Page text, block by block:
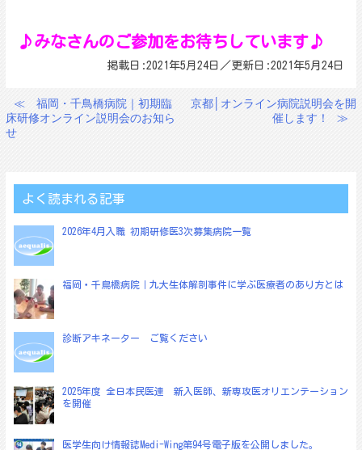
♪みなさんのご参加をお待ちしています♪
掲載日:2021年5月24日／更新日:2021年5月24日
投
稿
シ
ョ
ン
≪
福岡・千鳥橋病院｜初期臨
床研修オンライン説明会のお知ら
せ
京都│オンライン病院説明会を開
催します！
≫
よく読まれる記事
2026年4月入職 初期研修医3次募集病院一覧
福岡・千鳥橋病院｜九大生体解剖事件に学ぶ医療者のあり方とは
診断アキネーター ご覧ください
2025年度 全日本民医連 新入医師、新専攻医オリエンテーション
を開催
医学生向け情報誌Medi-Wing第94号電子版を公開しました。